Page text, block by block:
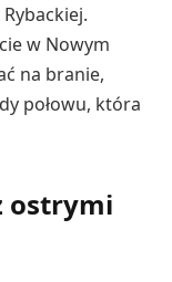
w Nowym
na branie,
połowu, która
ostrymi